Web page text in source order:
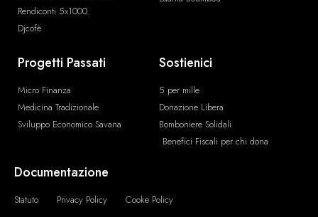
Rendiconti 5x1000
Djcofè
Progetti Passati
Micro Finanza
Medicina Tradizionale
Sviluppo Economico Savana
Sostienici
5 per mille
Donazione Libera
Bomboniere Solidali
Benefici Fiscali per chi dona
Documentazione
Statuto Privacy Policy Cooke Policy